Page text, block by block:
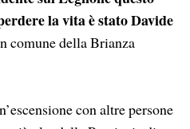
la vita è stato Davide
comune della Brianza
con altre persone